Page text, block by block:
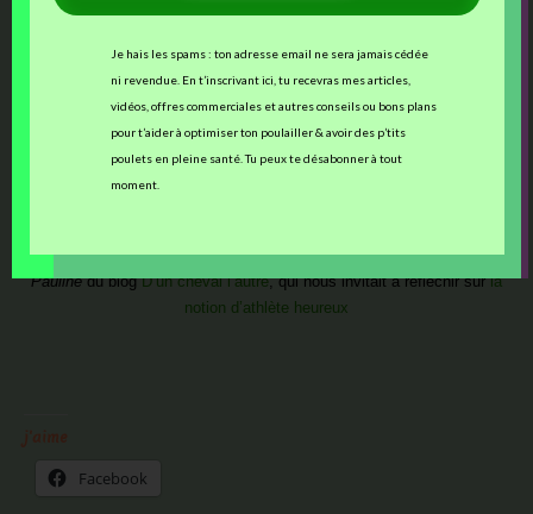
étape par étape.
—–
Cet article participe au festival d’articlesLa Cavalcade des Blogs
Paulinedu blogD’un cheval l’autre, qui nous invitait à réfléchir surla
notion d’athlète heureux
Facebook
Je hais les spams : ton adresse email ne sera jamais cédée
ni revendue. En t’inscrivant ici, tu recevras mes articles,
vidéos, offres commerciales et autres conseils ou bons plans
pour t’aider à optimiser ton poulailler & avoir des p’tits
poulets en pleine santé. Tu peux te désabonner à tout
moment.